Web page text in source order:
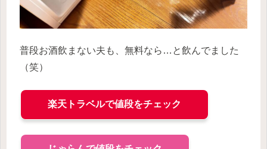
普段お酒飲まない夫も、無料なら…と飲んでました
（笑）
楽天トラベルで値段をチェック